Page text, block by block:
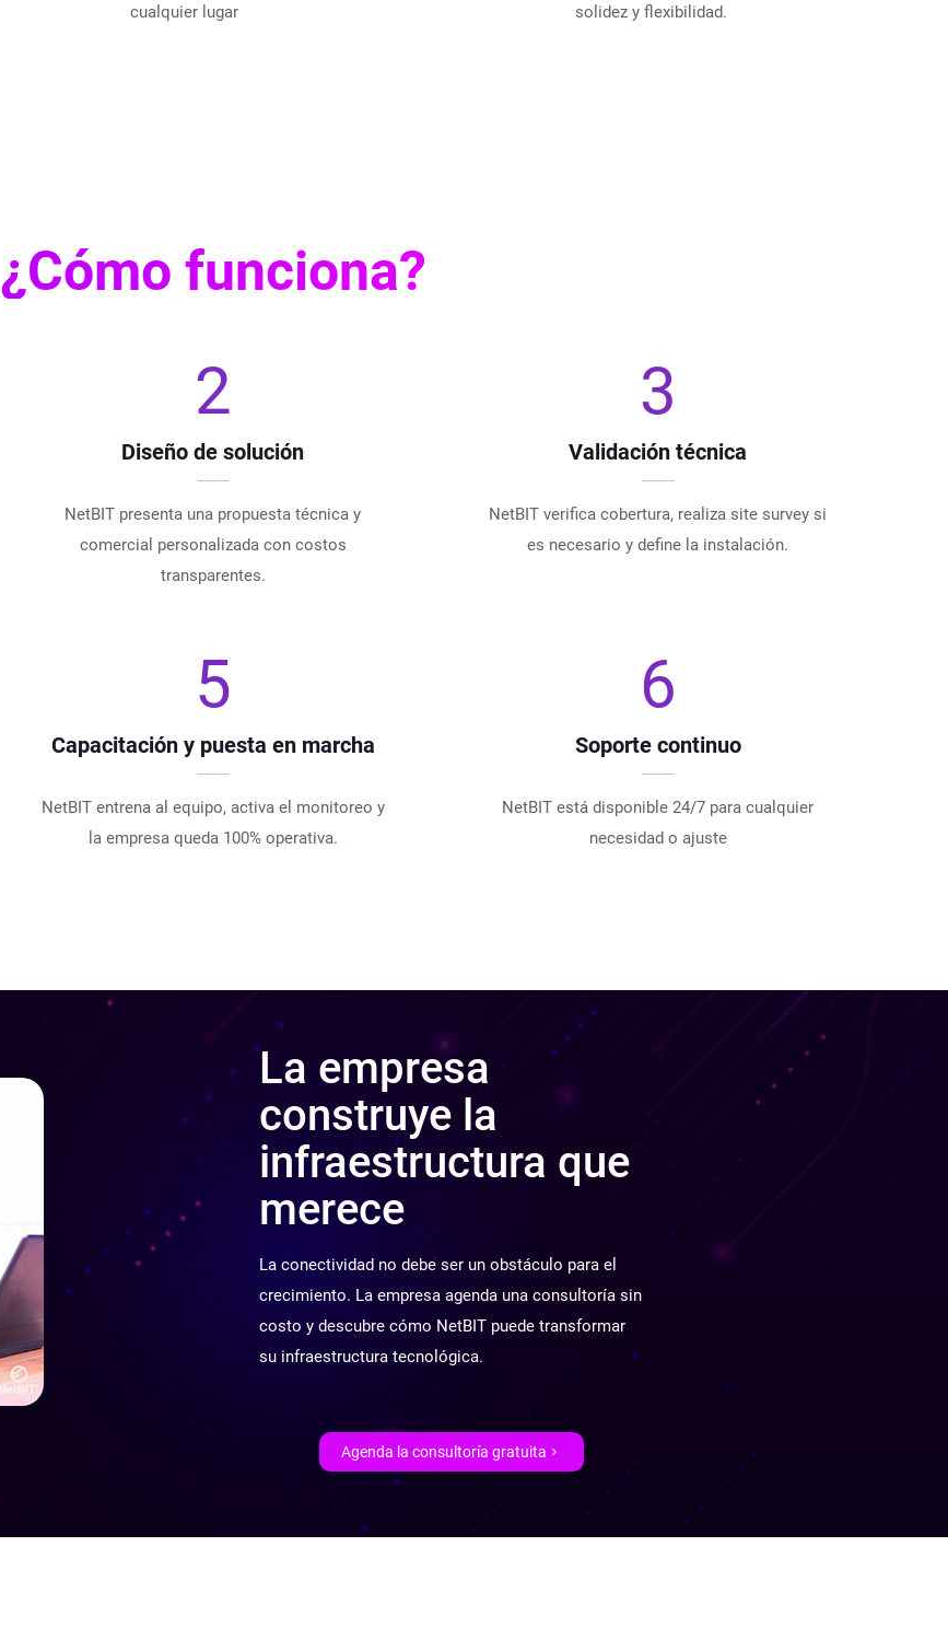
cualquier lugar
solidez y flexibilidad.
¿Cómo funciona?
2
Diseño de solución
NetBIT presenta una propuesta técnica y
comercial personalizada con costos
transparentes.
3
Validación técnica
NetBIT verifica cobertura, realiza site survey si
es necesario y define la instalación.
5
Capacitación y puesta en marcha
NetBIT entrena al equipo, activa el monitoreo y
la empresa queda 100% operativa.
6
Soporte continuo
NetBIT está disponible 24/7 para cualquier
necesidad o ajuste
La empresa
construye la
infraestructura que
merece
La conectividad no debe ser un obstáculo para el
crecimiento. La empresa agenda una consultoría sin
costo y descubre cómo NetBIT puede transformar
su infraestructura tecnológica.
Agenda la consultoría gratuita